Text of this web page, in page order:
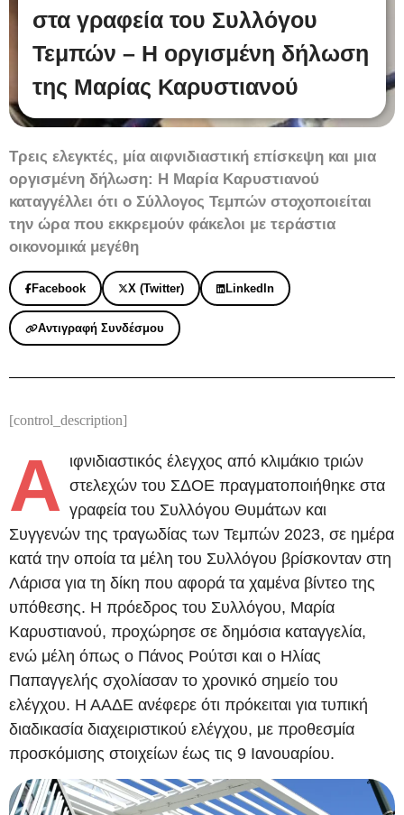
στα γραφεία του Συλλόγου
Τεμπών – Η οργισμένη δήλωση
της Μαρίας Καρυστιανού
Τρεις ελεγκτές, μία αιφνιδιαστική επίσκεψη και μια
οργισμένη δήλωση: Η Μαρία Καρυστιανού
καταγγέλλει ότι ο Σύλλογος Τεμπών στοχοποιείται
την ώρα που εκκρεμούν φάκελοι με τεράστια
οικονομικά μεγέθη
Facebook X (Twitter) LinkedIn
Αντιγραφή Συνδέσμου
[control_description]
Α ιφνιδιαστικός έλεγχος από κλιμάκιο τριών
στελεχών του ΣΔΟΕ πραγματοποιήθηκε στα
γραφεία του Συλλόγου Θυμάτων και
Συγγενών της τραγωδίας των Τεμπών 2023, σε ημέρα
κατά την οποία τα μέλη του Συλλόγου βρίσκονταν στη
Λάρισα για τη δίκη που αφορά τα χαμένα βίντεο της
υπόθεσης. Η πρόεδρος του Συλλόγου, Μαρία
Καρυστιανού, προχώρησε σε δημόσια καταγγελία,
ενώ μέλη όπως ο Πάνος Ρούτσι και ο Ηλίας
Παπαγγελής σχολίασαν το χρονικό σημείο του
ελέγχου. Η ΑΑΔΕ ανέφερε ότι πρόκειται για τυπική
διαδικασία διαχειριστικού ελέγχου, με προθεσμία
προσκόμισης στοιχείων έως τις 9 Ιανουαρίου.